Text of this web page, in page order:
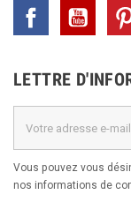
Facebook
LETTRE
Vous pouvez vous
nos informations de